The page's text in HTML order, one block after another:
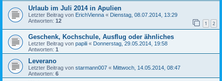
Urlaub im Juli 2014 in Apulien
Letzter Beitrag von ErichVienna « Dienstag, 08.07.2014, 13:29
Antworten: 12 1 2
Geschenk, Kochschule, Ausflug oder ähnliches
Letzter Beitrag von papili « Donnerstag, 29.05.2014, 19:58
Antworten: 1
Leverano
Letzter Beitrag von starmann007 « Mittwoch, 14.05.2014, 08:47
Antworten: 6